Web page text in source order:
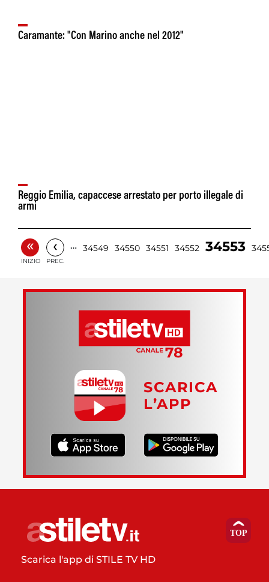
Caramante: "Con Marino anche nel 2012"
Reggio Emilia, capaccese arrestato per porto illegale di
armi
«
INIZIO
‹
PREC.
… 34549 34550 34551 34552 34553
SCARICA
L’APP
Scarica l'app di STILE TV HD